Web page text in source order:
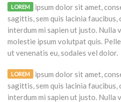
LOREM
ipsum dolor sit amet,
sagittis, sem quis lacinia
interdum mi sapien ut justo. Nulla
molestie ipsum volutpat quis.
ut venenatis eu, sodales vel dolor.
LOREM
ipsum dolor sit amet,
sagittis, sem quis lacinia
interdum mi sapien ut justo. Nulla